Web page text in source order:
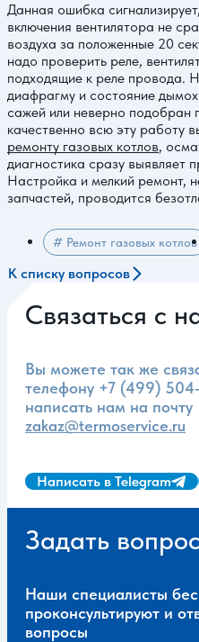
Данная ошибка
включения вентилятора не
воздуха за положенные 20
надо проверить реле,
подходящие к реле провода.
диафрагму и состояние
сажей или неверно
качественно всю эту работу
ремонту газовых котлов,
диагностика сразу выявляет
Настройка и мелкий ремонт,
запчастей, проводится
# Ремонт газовых котлов
К списку вопросов
Связаться с
Вы можете так же
телефону +7 (499)
написать нам на почту
zakaz@termoservice.ru
Написать в Telegram
Задать
Наши специалисты
проконсультируют и
вопросы